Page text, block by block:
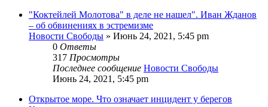
"Коктейлей Молотова" в деле не нашел". Иван Жданов
– об обвинениях в эстремизме
Новости Свободы » Июнь 24, 2021, 5:45 pm
0 Ответы
317 Просмотры
Последнее сообщение Новости Свободы
Июнь 24, 2021, 5:45 pm
Открытое море. Что означает инцидент у берегов